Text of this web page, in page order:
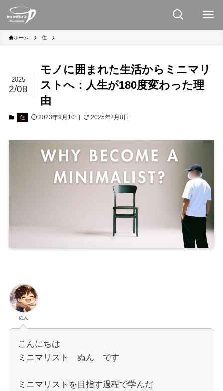
ホーム 住
モノに囲まれた生活からミニマリ
ストへ：人生が180度変わった理
由
2025
2/08
住 2023年9月10日 2025年2月8日
ぬん
こんにちは
ミニマリスト ぬん です
ミニマリストを目指す過程で学んだ